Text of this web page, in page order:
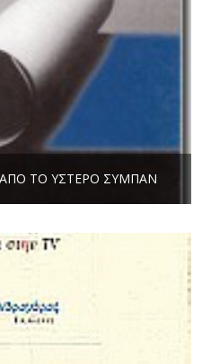
ΤΟ ΎΣΤΕΡΟ ΣΎΜΠΑΝ